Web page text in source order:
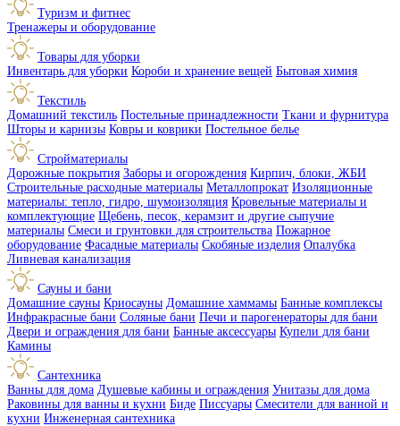
Туризм и фитнес
Тренажеры и оборудование
Товары для уборки
Инвентарь для уборки Короби и хранение вещей Бытовая химия
Текстиль
Домашний текстиль Постельные принадлежности Ткани и фурнитура
Шторы и карнизы Ковры и коврики Постельное белье
Стройматериалы
Дорожные покрытия Заборы и огорождения Кирпич, блоки, ЖБИ
Строительные расходные материалы Металлопрокат Изоляционные
материалы: тепло, гидро, шумоизоляция Кровельные материалы и
комплектующие Щебень, песок, керамзит и другие сыпучие
материалы Смеси и грунтовки для строительства Пожарное
оборудование Фасадные материалы Скобяные изделия Опалубка
Ливневая канализация
Сауны и бани
Домашние сауны Криосауны Домашние хаммамы Банные комплексы
Инфракрасные бани Соляные бани Печи и парогенераторы для бани
Двери и ограждения для бани Банные аксессуары Купели для бани
Камины
Сантехника
Ванны для дома Душевые кабины и ограждения Унитазы для дома
Раковины для ванны и кухни Биде Писсуары Смесители для ванной и
кухни Инженерная сантехника